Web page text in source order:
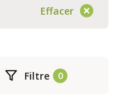
Effacer
Filtre